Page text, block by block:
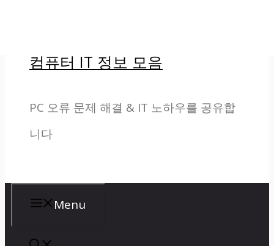
컴퓨터 IT 정보 모음
PC 오류 문제 해결 & IT 노하우를 공유합
니다
Menu